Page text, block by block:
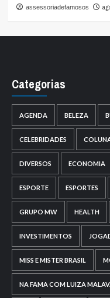
assessoriadefamosos
Categorias
AGENDA BELEZA
CELEBRIDADES
DIVERSOS ECONOMIA
ESPORTE ESPORTES
GRUPO MW HEALTH
INVESTIMENTOS
MISS E MISTER BRASIL
NA FAMA COM LUIZA